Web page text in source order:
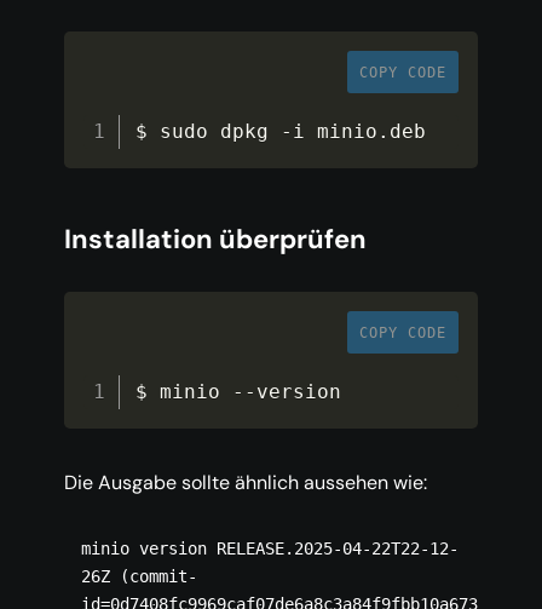
COPY CODE
$ sudo dpkg - i minio . deb
Installation überprüfen
COPY CODE
$ minio -- version
Die Ausgabe sollte ähnlich aussehen wie:
minio version RELEASE.2025-04-22T22-12-
26Z (commit-
id=0d7408fc9969caf07de6a8c3a84f9fbb10a6739e)